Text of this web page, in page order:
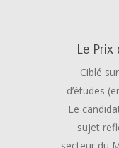
Le Prix
Ciblé
d’études
Le
sujet